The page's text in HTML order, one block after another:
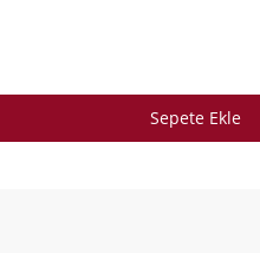
Sepete Ekle